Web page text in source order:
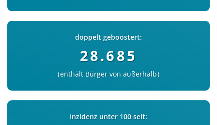
doppelt geboostert:
28.685
enthält Bürger von außerhalb
Inzidenz unter 100 seit: